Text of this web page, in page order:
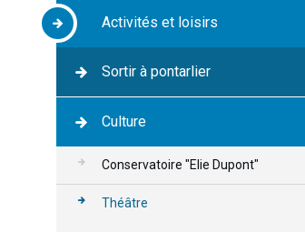
Activités et loisirs
Sortir à pontarlier
Culture
Conservatoire "Elie Dupont"
Théâtre